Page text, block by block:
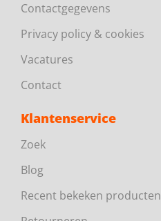
Contactgegevens
Privacy policy & cookies
Vacatures
Contact
Klantenservice
Zoek
Blog
Recent bekeken producten